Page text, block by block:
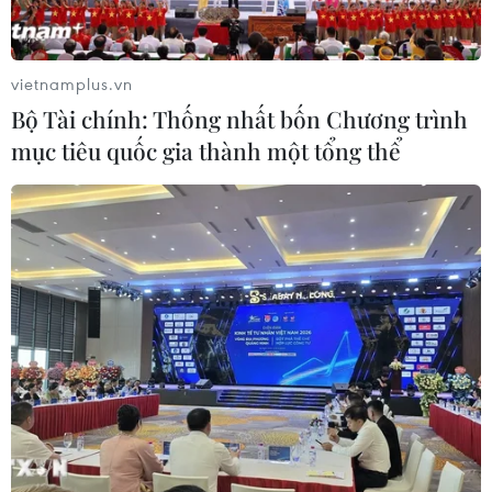
Airbus khẳng định A350-1000 sẽ quyết
định tương lai du lịch hàng không
02/02/2018 17:26
Các chuyên gia Airbus cho rằng ngay trong thời điểm
hiện tại A350-1000 hoàn toàn có thể đáp ứng được yêu
cầu bay thẳng từ Việt Nam sang Los Angeles (Hoa Kỳ)
mà không cần dừng nghỉ kỹ thuật.
vietnamplus.vn
Bộ Tài chính: Thống nhất bốn Chương trình
mục tiêu quốc gia thành một tổng thể